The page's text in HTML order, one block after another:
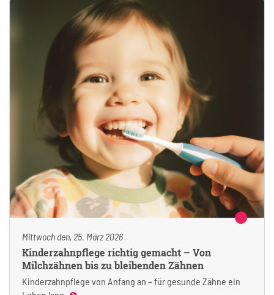
Mittwoch den, 25. März 2026
Kinderzahnpflege richtig gemacht – Von
Milchzähnen bis zu bleibenden Zähnen
Kinderzahnpflege von Anfang an – für gesunde Zähne ein